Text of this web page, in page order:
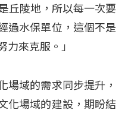
丘陵地，所以每一次要
過水保單位，這個不是
力來克服。」
場域的需求同步提升，
化場域的建設，期盼結